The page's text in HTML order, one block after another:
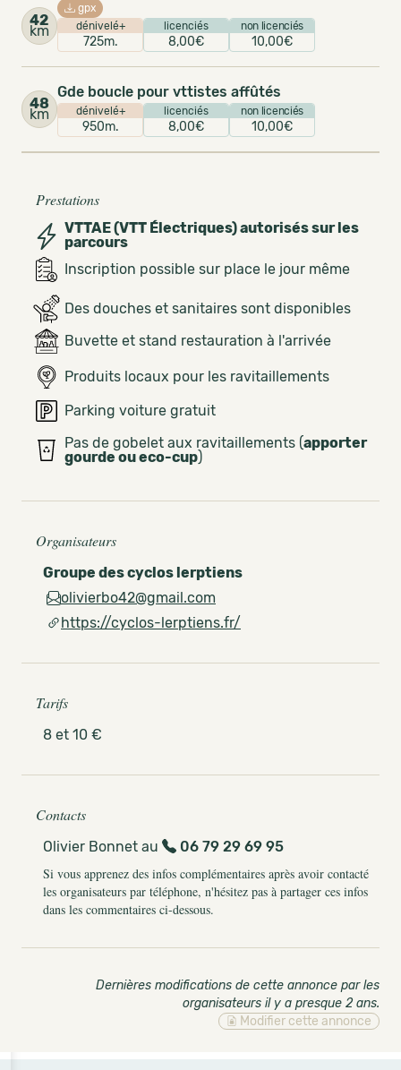
42
km
gpx
dénivelé+
725m.
licenciés
8,00€
non licenciés
10,00€
48
km
Gde boucle pour vttistes affûtés
dénivelé+
950m.
licenciés
8,00€
non licenciés
10,00€
Prestations
VTTAE (VTT Électriques) autorisés sur les
parcours
Inscription possible sur place le jour même
Des douches et sanitaires sont disponibles
Buvette et stand restauration à l'arrivée
Produits locaux pour les ravitaillements
Parking voiture gratuit
Pas de gobelet aux ravitaillements (apporter
gourde ou eco-cup)
Organisateurs
Groupe des cyclos lerptiens
olivierbo42@gmail.com
https://cyclos-lerptiens.fr/
Tarifs
8 et 10 €
Contacts
Olivier Bonnet au
06 79 29 69 95
Si vous apprenez des infos complémentaires après avoir contacté
les organisateurs par téléphone, n'hésitez pas à partager ces infos
dans les commentaires ci-dessous.
Dernières modifications de cette annonce par les
organisateurs il y a presque 2 ans.
Modifier cette annonce